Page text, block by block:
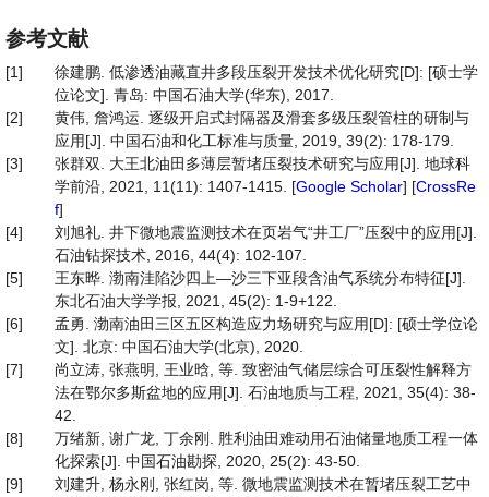
参考文献
[1]
徐建鹏. 低渗透油藏直井多段压裂开发技术优化研究[D]: [硕士学
位论文]. 青岛: 中国石油大学(华东), 2017.
[2]
黄伟, 詹鸿运. 逐级开启式封隔器及滑套多级压裂管柱的研制与
应用[J]. 中国石油和化工标准与质量, 2019, 39(2): 178-179.
[3]
张群双. 大王北油田多薄层暂堵压裂技术研究与应用[J]. 地球科
学前沿, 2021, 11(11): 1407-1415. [Google Scholar] [CrossRe
f]
[4]
刘旭礼. 井下微地震监测技术在页岩气“井工厂”压裂中的应用[J].
石油钻探技术, 2016, 44(4): 102-107.
[5]
王东晔. 渤南洼陷沙四上—沙三下亚段含油气系统分布特征[J].
东北石油大学学报, 2021, 45(2): 1-9+122.
[6]
孟勇. 渤南油田三区五区构造应力场研究与应用[D]: [硕士学位论
文]. 北京: 中国石油大学(北京), 2020.
[7]
尚立涛, 张燕明, 王业晗, 等. 致密油气储层综合可压裂性解释方
法在鄂尔多斯盆地的应用[J]. 石油地质与工程, 2021, 35(4): 38-
42.
[8]
万绪新, 谢广龙, 丁余刚. 胜利油田难动用石油储量地质工程一体
化探索[J]. 中国石油勘探, 2020, 25(2): 43-50.
[9]
刘建升, 杨永刚, 张红岗, 等. 微地震监测技术在暂堵压裂工艺中